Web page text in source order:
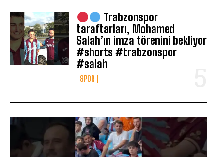
Trabzonspor
taraftarları, Mohamed
Salah’ın imza törenini bekliyor
#shorts #trabzonspor
#salah
SPOR